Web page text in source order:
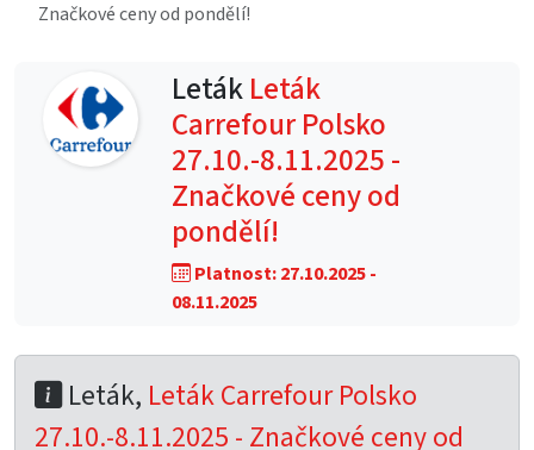
Značkové ceny od pondělí!
LetákLeták
Carrefour Polsko
27.10.-8.11.2025 -
Značkové ceny od
pondělí!
Platnost: 27.10.2025 -
08.11.2025
Leták, Leták Carrefour Polsko
27.10.-8.11.2025 - Značkové ceny od